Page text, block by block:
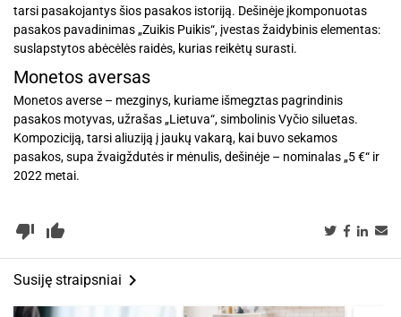
tarsi pasakojantys šios pasakos istoriją. Dešinėje įkomponuotas
pasakos pavadinimas „Zuikis Puikis“, įvestas žaidybinis elementas:
suslapstytos abėcėlės raidės, kurias reikėtų surasti.
Monetos aversas
Monetos averse – mezginys, kuriame išmegztas pagrindinis
pasakos motyvas, užrašas „Lietuva“, simbolinis Vyčio siluetas.
Kompoziciją, tarsi aliuziją į jaukų vakarą, kai buvo sekamos
pasakos, supa žvaigždutės ir mėnulis, dešinėje – nominalas „5 €“ ir
2022 metai.
thumb_up_alt
thumb_down_alt
Susiję straipsniai keyboard_arrow_right